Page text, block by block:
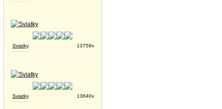
Sviatky 13759x
Sviatky 13640x